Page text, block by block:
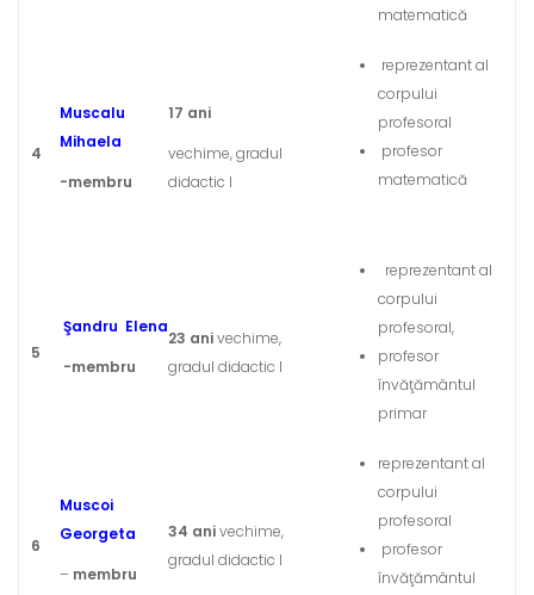
matematică
4
Muscalu
Mihaela
-membru
17 ani
vechime, gradul
didactic I
reprezentant al
corpului
profesoral
profesor
matematică
5
Şandru Elena
-membru
23 anivechime,
gradul didactic I
reprezentant al
corpului
profesoral,
profesor
învăţământul
primar
6
Muscoi
Georgeta
– membru
34 anivechime,
gradul didactic I
reprezentant al
corpului
profesoral
profesor
învăţământul